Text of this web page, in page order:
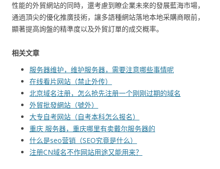
性能的外貿網站的同時，還考慮到瞭企業未來的發展藍海市場，
通過頂尖的優化推廣技術，讓多語種網站落地本地采購商眼前，
顯著提高詢盤的精準度以及外貿訂單的成交概率。
相关文章
服务器维护，维护服务器，需要注意哪些事情呢
在线看片网站（禁止外传）
北京域名注册，怎么抢先注册一个刚刚过期的域名
外貿批發網站（號外）
大专自考网站（自考本科怎么报名）
重庆 服务器，重庆哪里有卖戴尔服务器的
什么是seo营销（SEO究竟是什么）
注册CN域名不作网站用途又能用来？